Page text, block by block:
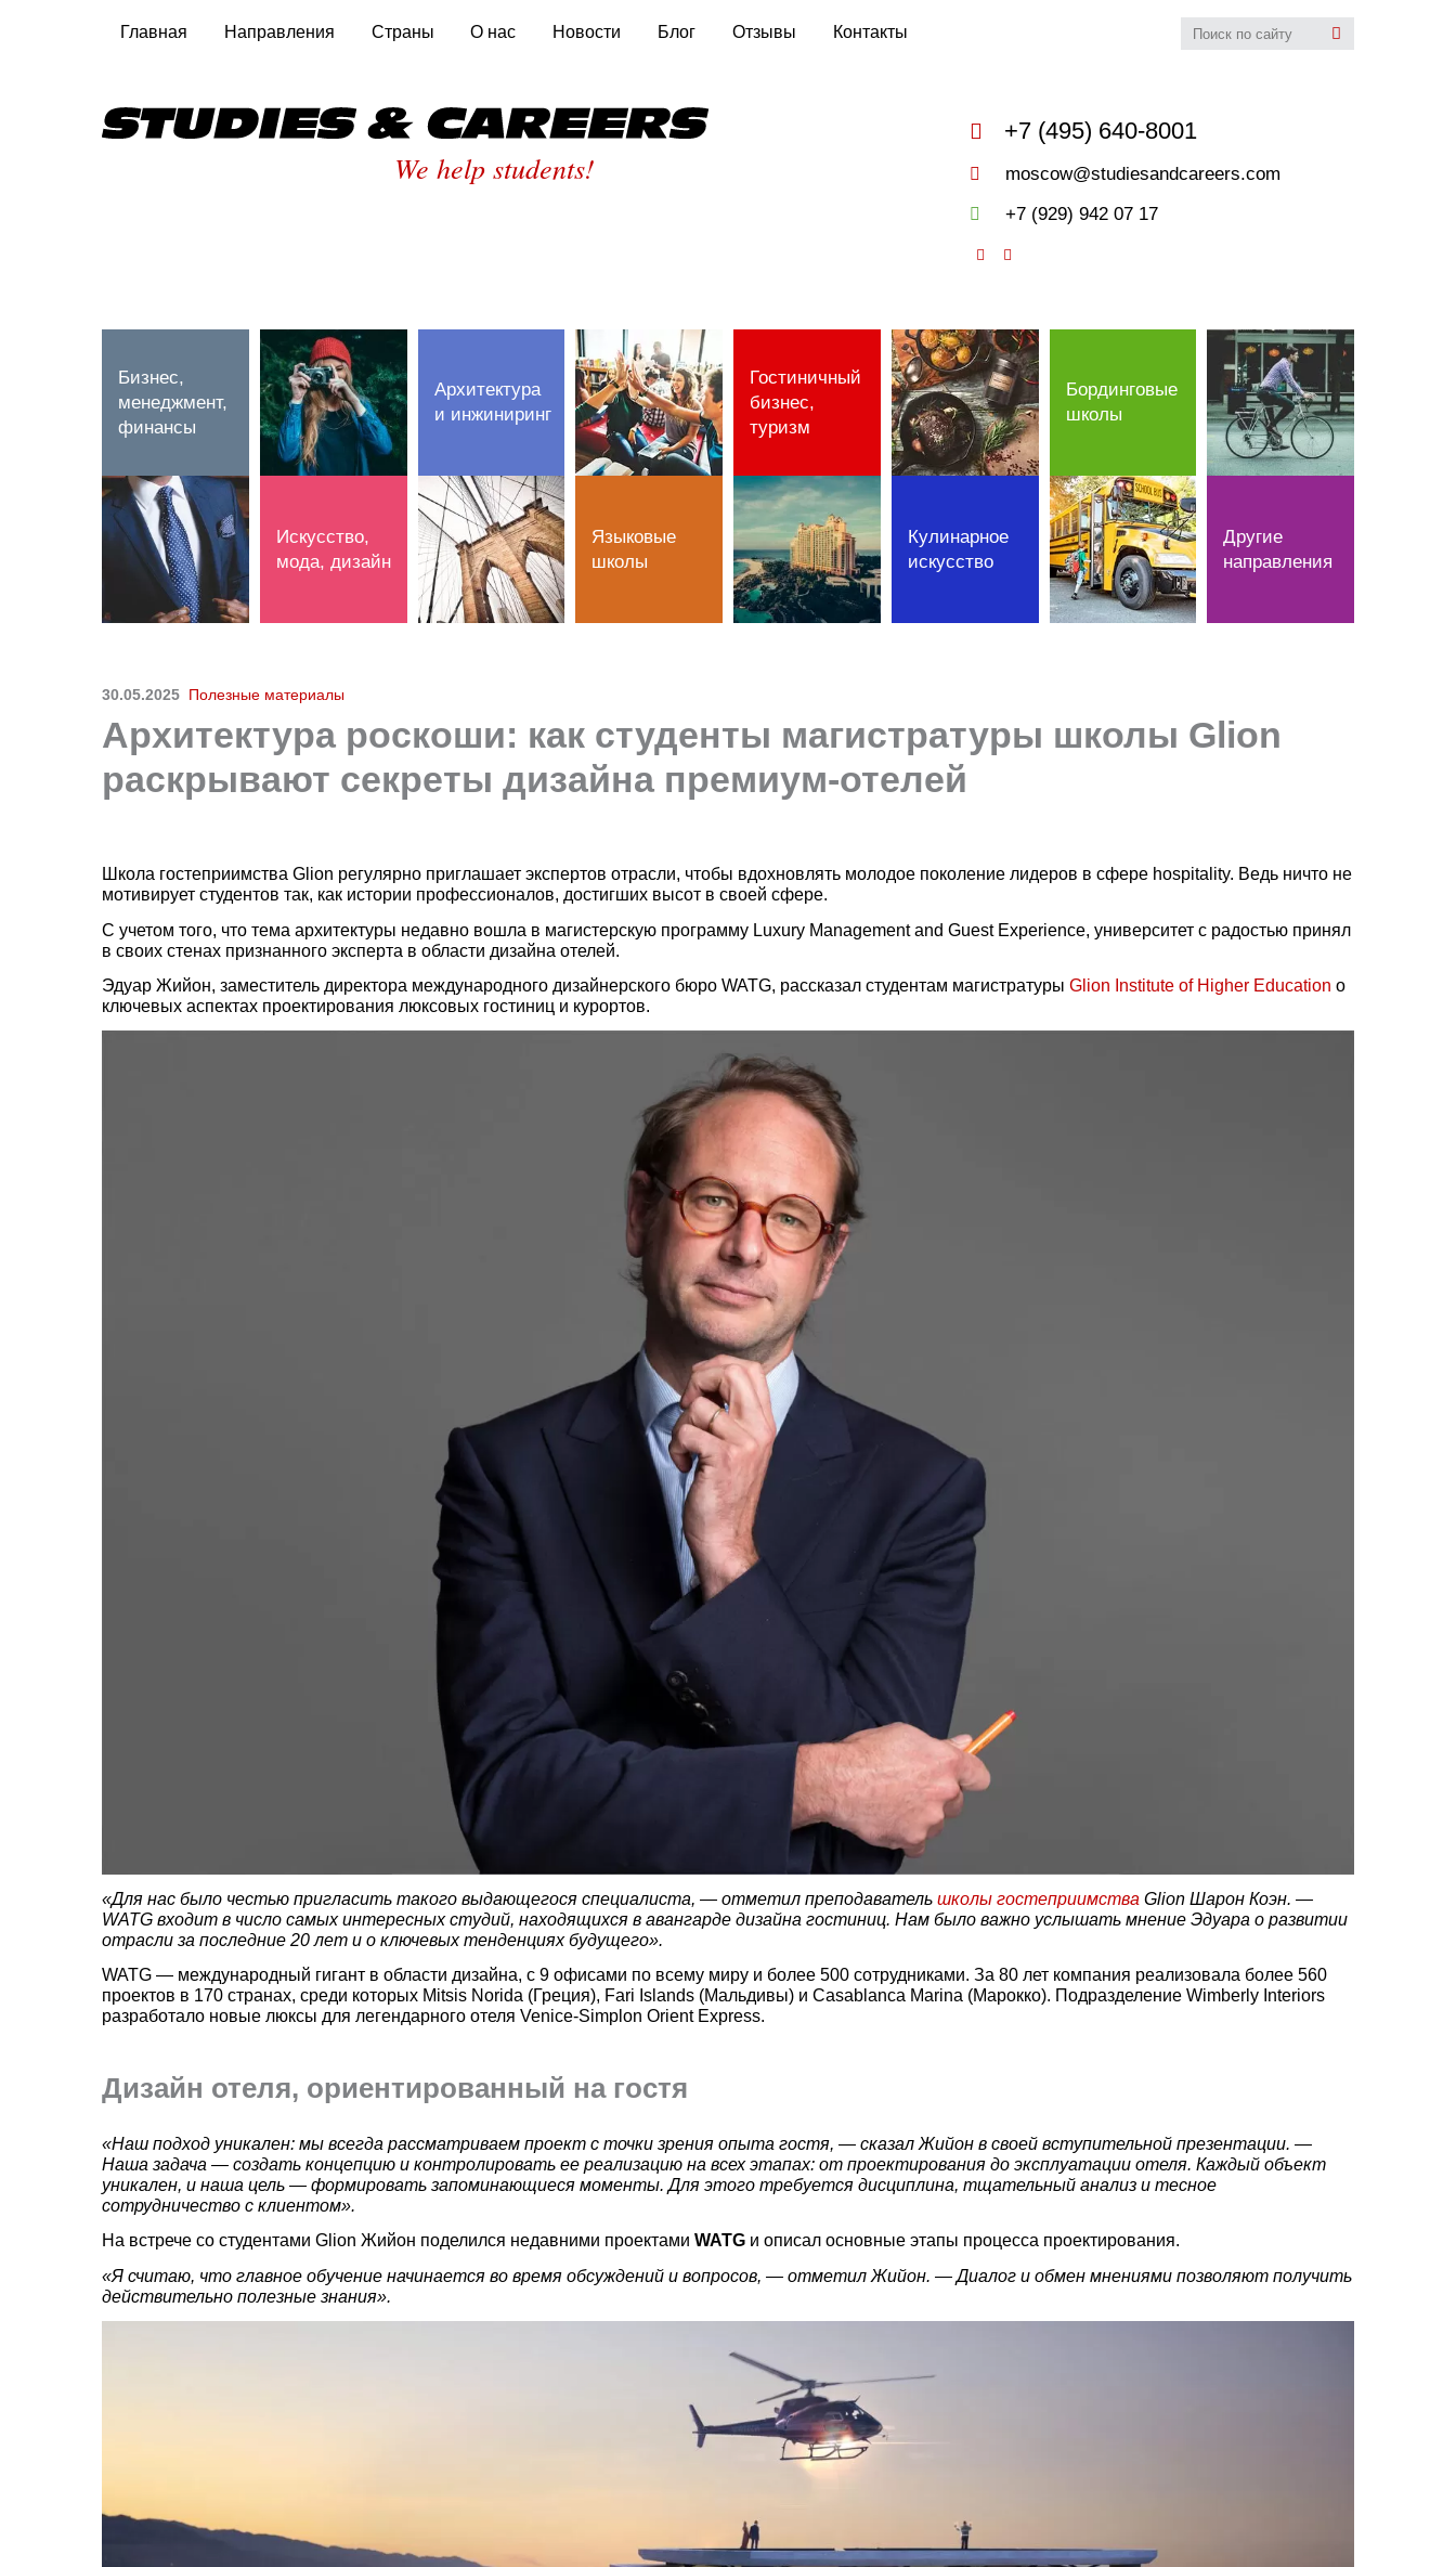
Главная Направления Страны О нас Новости Блог Отзывы Контакты
+7 (495) 640-8001
moscow@studiesandcareers.com
+7 (929) 942 07 17
We help students!
Бизнес,
менеджмент,
финансы
Искусство,
мода, дизайн
Архитектура
и инжиниринг
Языковые
школы
Гостиничный
бизнес,
туризм
Кулинарное
искусство
Бординговые
школы
Другие
направления
30.05.2025 Полезные материалы
Архитектура роскоши: как студенты магистратуры школы Glion
раскрывают секреты дизайна премиум-отелей
Школа гостеприимства Glion регулярно приглашает экспертов отрасли, чтобы вдохновлять молодое поколение лидеров в сфере hospitality. Ведь ничто не
мотивирует студентов так, как истории профессионалов, достигших высот в своей сфере.
С учетом того, что тема архитектуры недавно вошла в магистерскую программу Luxury Management and Guest Experience, университет с радостью принял
в своих стенах признанного эксперта в области дизайна отелей.
Эдуар Жийон, заместитель директора международного дизайнерского бюро WATG, рассказал студентам магистратуры Glion Institute of Higher Education о
ключевых аспектах проектирования люксовых гостиниц и курортов.
«Для нас было честью пригласить такого выдающегося специалиста, — отметил преподаватель школы гостеприимства Glion Шарон Коэн. —
WATG входит в число самых интересных студий, находящихся в авангарде дизайна гостиниц. Нам было важно услышать мнение Эдуара о развитии
отрасли за последние 20 лет и о ключевых тенденциях будущего».
WATG — международный гигант в области дизайна, с 9 офисами по всему миру и более 500 сотрудниками. За 80 лет компания реализовала более 560
проектов в 170 странах, среди которых Mitsis Norida (Греция), Fari Islands (Мальдивы) и Casablanca Marina (Марокко). Подразделение Wimberly Interiors
разработало новые люксы для легендарного отеля Venice-Simplon Orient Express.
Дизайн отеля, ориентированный на гостя
«Наш подход уникален: мы всегда рассматриваем проект с точки зрения опыта гостя, — сказал Жийон в своей вступительной презентации. —
Наша задача — создать концепцию и контролировать ее реализацию на всех этапах: от проектирования до эксплуатации отеля. Каждый объект
уникален, и наша цель — формировать запоминающиеся моменты. Для этого требуется дисциплина, тщательный анализ и тесное
сотрудничество с клиентом».
На встрече со студентами Glion Жийон поделился недавними проектами WATG и описал основные этапы процесса проектирования.
«Я считаю, что главное обучение начинается во время обсуждений и вопросов, — отметил Жийон. — Диалог и обмен мнениями позволяют получить
действительно полезные знания».